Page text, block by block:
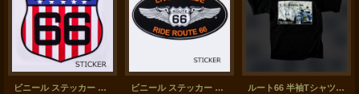
ビニール ステッカー ルート66・USAフラッグ/Sticker
ビニール ステッカー ルート66 LIVE TO RIDE（ブラック）/Sticker
ルート66 半袖Tシャツ The Mother Road（ブラック）/U.S.Route66 T-shirt